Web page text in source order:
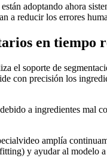
adoptando ahora
a reducir los errores
en
el soporte de
con precisión los
a ingredientes mal
amplía
y ayudar al modelo